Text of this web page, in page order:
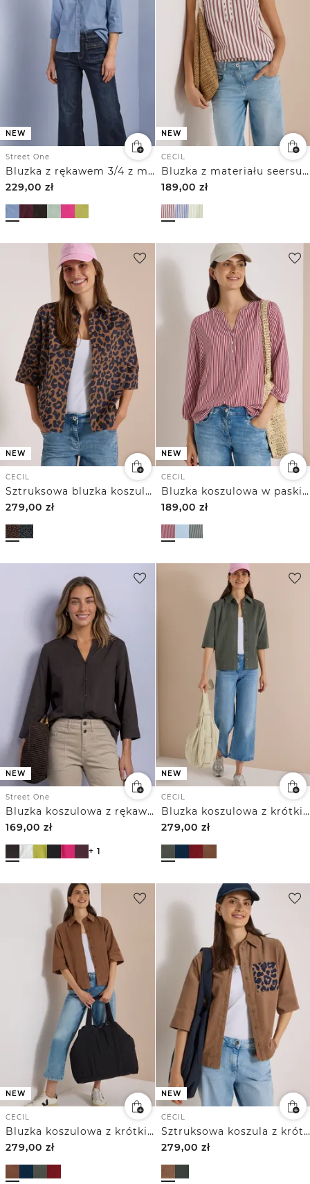
NEW
Street One
Bluzka z rękawem 3/4 z mieszanki sztruksu
229,00 zł
NEW
CECIL
Bluzka z materiału seersucker w paski
189,00 zł
NEW
CECIL
Sztruksowa bluzka koszulowa z krótkim rękawem
279,00 zł
NEW
CECIL
Bluzka koszulowa w paski z rękawem 3/4
189,00 zł
NEW
Street One
Bluzka koszulowa z rękawem 3/4 i dekoltem typu split neck
169,00 zł
+ 1
NEW
CECIL
Bluzka koszulowa z krótkim rękawem w jednolitym kolorze
279,00 zł
NEW
CECIL
Bluzka koszulowa z krótkim rękawem w jednolitym kolorze
279,00 zł
NEW
CECIL
Sztruksowa koszula z krótkim rękawem z kieszenią
279,00 zł